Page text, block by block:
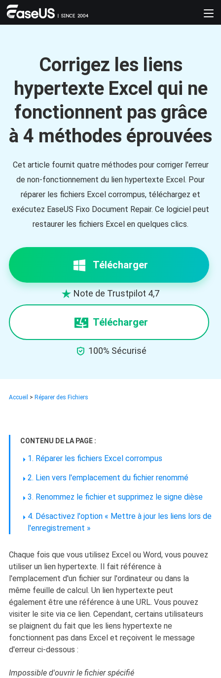
Corrigez les liens
hypertexte Excel qui ne
fonctionnent pas grâce
à 4 méthodes éprouvées
Cet article fournit quatre méthodes pour corriger l'erreur
de non-fonctionnement du lien hypertexte Excel. Pour
réparer les fichiers Excel corrompus, téléchargez et
exécutez EaseUS Fixo Document Repair. Ce logiciel peut
restaurer les fichiers Excel en quelques clics.
Télécharger
 Note de Trustpilot 4,7
Télécharger
 100% Sécurisé
Accueil > Réparer des Fichiers
CONTENU DE LA PAGE :
1. Réparer les fichiers Excel corrompus
2. Lien vers l'emplacement du fichier renommé
3. Renommez le fichier et supprimez le signe dièse
4. Désactivez l'option « Mettre à jour les liens lors de
l'enregistrement »
Chaque fois que vous utilisez Excel ou Word, vous pouvez
utiliser un lien hypertexte. Il fait référence à
l'emplacement d'un fichier sur l'ordinateur ou dans la
même feuille de calcul. Un lien hypertexte peut
également être une référence à une URL. Vous pouvez
visiter le site via ce lien. Cependant, certains utilisateurs
se plaignent du fait que les liens hypertexte ne
fonctionnent pas dans Excel et reçoivent le message
d'erreur ci-dessous :
Impossible d'ouvrir le fichier spécifié